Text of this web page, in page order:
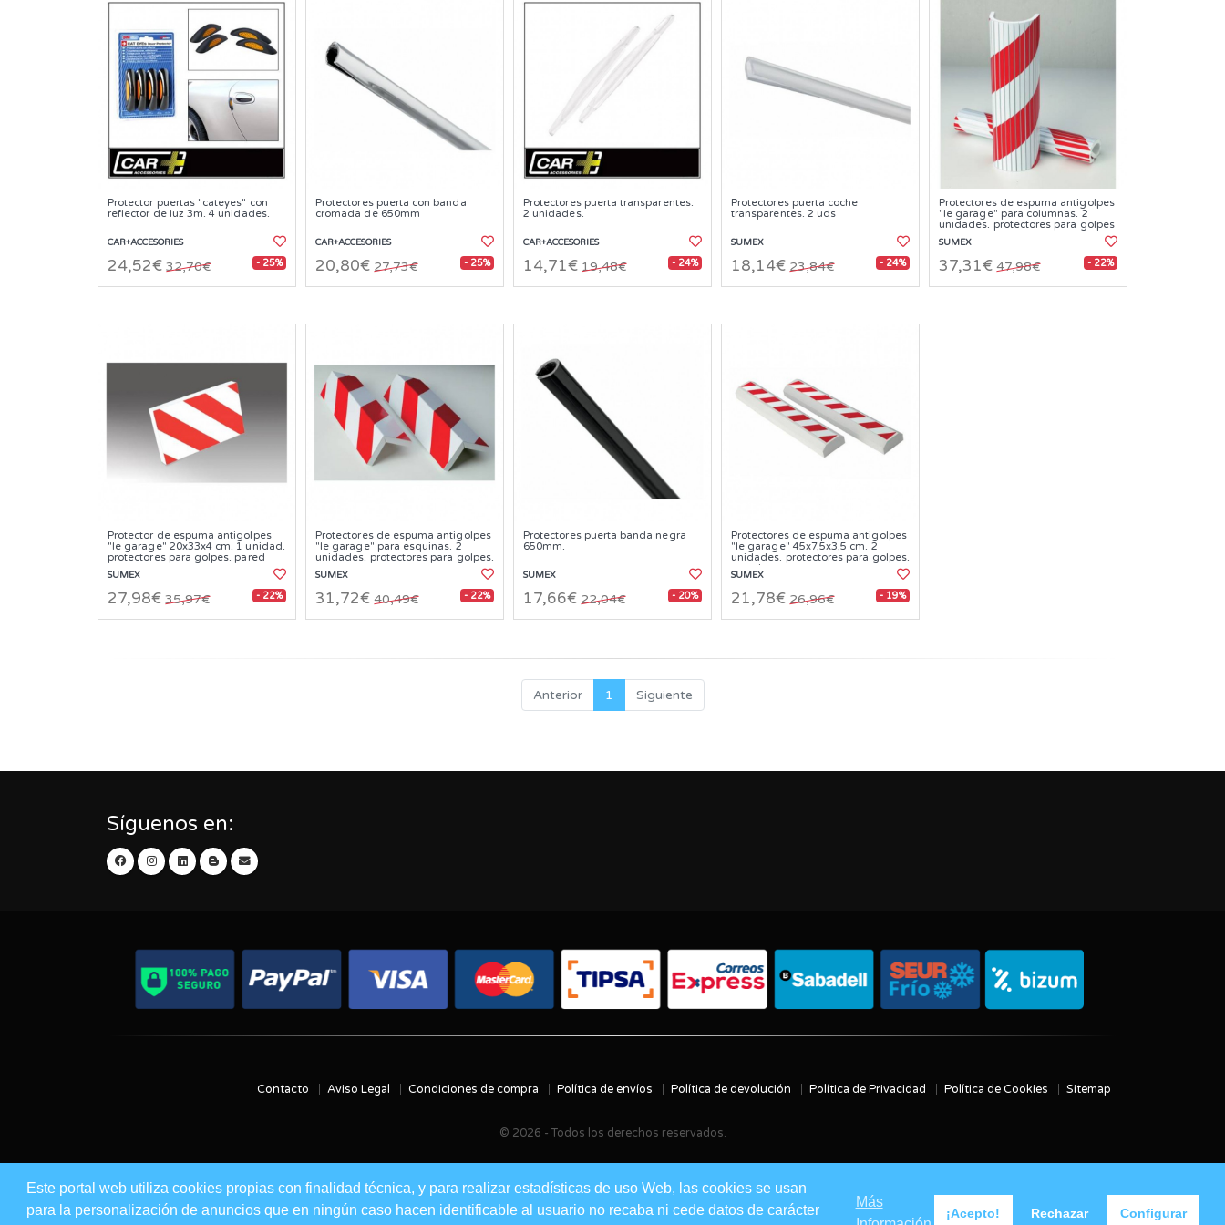
Este portal web utiliza cookies propias con finalidad técnica, y para realizar estadísticas de uso Web, las cookies se usan
para la personalización de anuncios que en ningún caso hacen identificable al usuario no recaba ni cede datos de carácter
Más
¡Acepto! Rechazar Configurar
Protector puertas "cateyes" con
reflector de luz 3m. 4 unidades.
CAR+ACCESORIES
24,52€ 32,70€ - 25%
Protectores puerta con banda
cromada de 650mm
CAR+ACCESORIES
20,80€ 27,73€ - 25%
Protectores puerta transparentes.
2 unidades.
CAR+ACCESORIES
14,71€ 19,48€ - 24%
Protectores puerta coche
transparentes. 2 uds
SUMEX
18,14€ 23,84€ - 24%
Protectores de espuma antigolpes
"le garage" para columnas. 2
unidades. protectores para golpes
SUMEX
37,31€ 47,98€ - 22%
Protector de espuma antigolpes
"le garage" 20x33x4 cm. 1 unidad.
protectores para golpes. pared
trasera.
SUMEX
27,98€ 35,97€ - 22%
Protectores de espuma antigolpes
"le garage" para esquinas. 2
unidades. protectores para golpes.
SUMEX
31,72€ 40,49€ - 22%
Protectores puerta banda negra
650mm.
SUMEX
17,66€ 22,04€ - 20%
Protectores de espuma antigolpes
"le garage" 45x7,5x3,5 cm. 2
unidades. protectores para golpes.
pared.
SUMEX
21,78€ 26,96€ - 19%
Anterior 1 Siguiente
Síguenos en:
Contacto Aviso Legal Condiciones de compra Política de envíos Política de devolución Política de Privacidad Política de Cookies Sitemap
© 2026 - Todos los derechos reservados.